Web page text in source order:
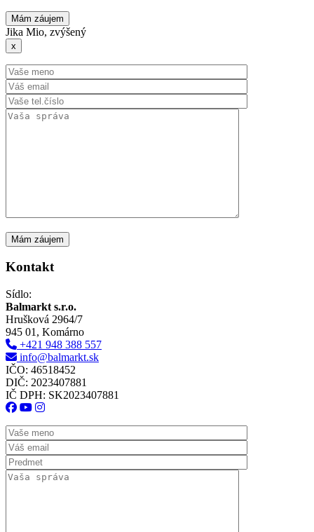
Mám záujem
Jika Mio, zvýšený
x
Kontakt
Sídlo:
Balmarkt s.r.o.
Hrušková 2964/7
945 01, Komárno
+421 948 388 557
info@balmarkt.sk
IČO: 46518452
DIČ: 2023407881
IČ DPH: SK2023407881